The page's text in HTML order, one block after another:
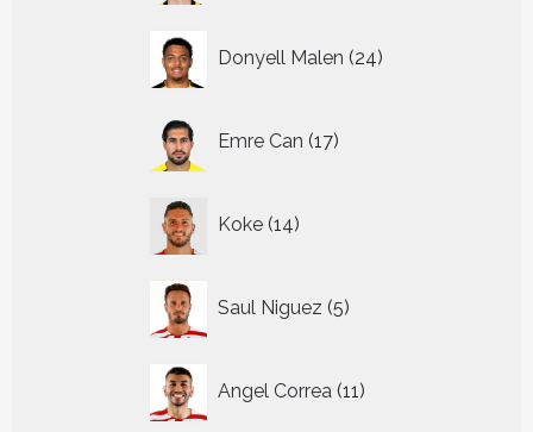
Donyell Malen 24
producten
Emre Can 17
producten
Koke 14
producten
Saul Niguez 5
producten
Angel Correa 11
producten